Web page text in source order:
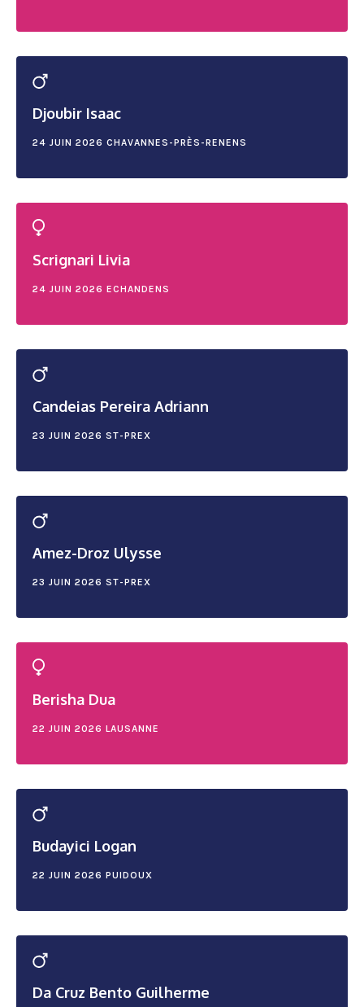
Djoubir Isaac
24 JUIN 2026 CHAVANNES-PRÈS-RENENS
Scrignari Livia
24 JUIN 2026 ECHANDENS
Candeias Pereira Adriann
23 JUIN 2026 ST-PREX
Amez-Droz Ulysse
23 JUIN 2026 ST-PREX
Berisha Dua
22 JUIN 2026 LAUSANNE
Budayici Logan
22 JUIN 2026 PUIDOUX
Da Cruz Bento Guilherme